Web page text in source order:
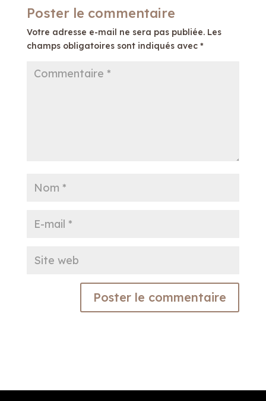
Poster le commentaire
Votre adresse e-mail ne sera pas publiée. Les
champs obligatoires sont indiqués avec *